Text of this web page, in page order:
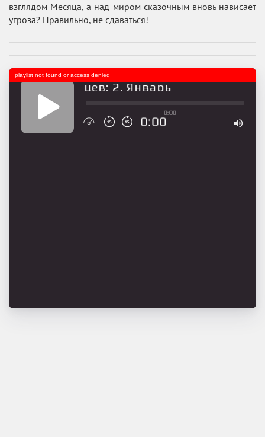
взглядом Месяца, а над миром сказочным вновь нависает
угроза? Правильно, не сдаваться!
Месяцев: 2. Январь
0:00
0:00
playlist not found or access denied